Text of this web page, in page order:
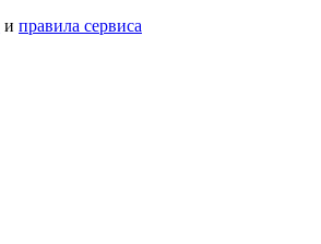
и правила сервиса